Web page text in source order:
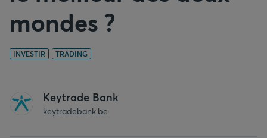
mondes ?
INVESTIR TRADING
Keytrade Bank
keytradebank.be